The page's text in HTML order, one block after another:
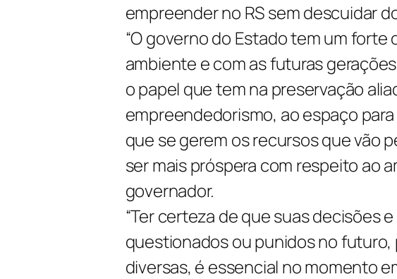
empreender no RS sem descuidar
“O governo do Estado tem um
ambiente e com as futuras
o papel que tem na preservação
empreendedorismo, ao espaço
que se gerem os recursos que vão
ser mais próspera com respeito ao
governador.
“Ter certeza de que suas decisões
questionados ou punidos no
diversas, é essencial no momento